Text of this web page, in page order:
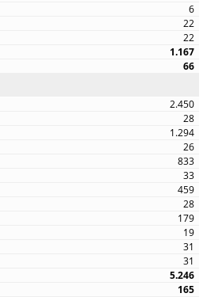
6
22
22
1.167
66
2.450
28
1.294
26
833
33
459
28
179
19
31
31
5.246
165